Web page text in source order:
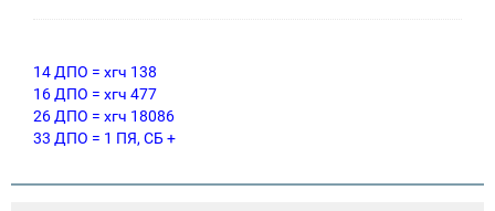
14 ДПО = хгч 138
16 ДПО = хгч 477
26 ДПО = хгч 18086
33 ДПО = 1 ПЯ, СБ +